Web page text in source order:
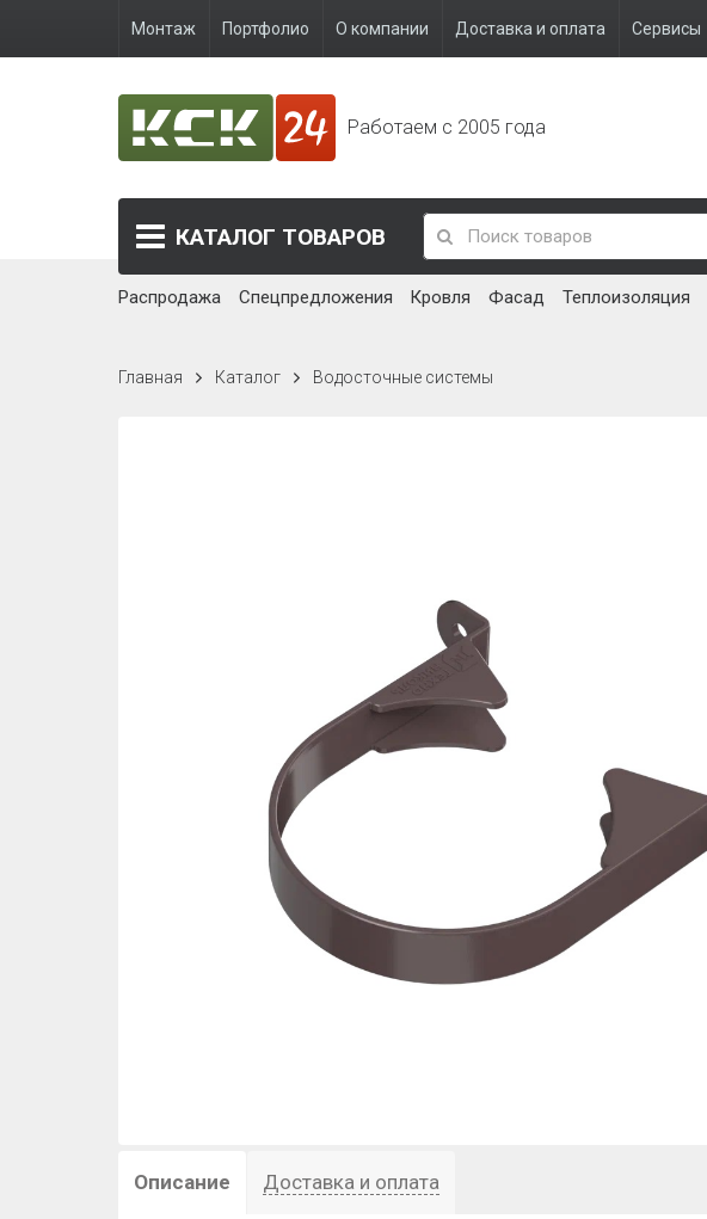
Монтаж Портфолио О компании Доставка и оплата Сервисы
Работаем с 2005 года
КАТАЛОГ ТОВАРОВ
Распродажа Спецпредложения Кровля Фасад Теплоизоляция
Главная Каталог Водосточные системы
Описание Доставка и оплата